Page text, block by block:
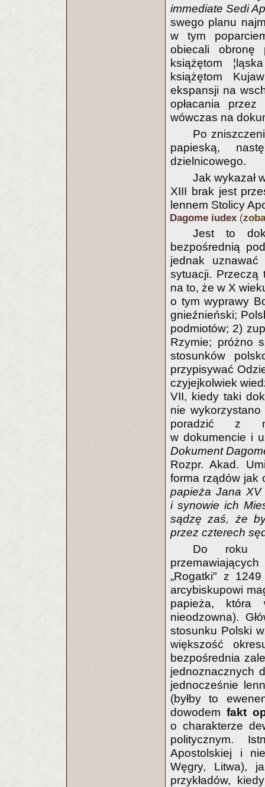
immediate Sedi
swego planu
w tym
obiecali obronę
książętom
książętom
ekspansji na
opłacania
wówczas na
Po
papieską,
dzielnicowego.
Jak wykazał
XIII brak jest
lennem Stolicy
Dagome iudex (
Jest to
bezpośrednią
jednak
sytuacji. Przeczą
na to, że w X
o tym wyprawy
gnieźnieński;
podmiotów; 2)
Rzymie; próżno
stosunków
przypisywać
czyjejkolwiek
VII, kiedy taki
nie
poradzić z
w dokumencie i
Dokument
Rozpr. Akad.
forma rządów jak
papieża Jana
i synowie ich
sądzę zaś, że
przez czterech
Do roku
„Rogatki" z
arcybiskupowi
papieża, która
nieodzowna).
stosunku Polski
większość
bezpośrednia
jednoznacznych
jednocześnie
(byłby to
dowodemfakt
o charakterze
politycznym.
Apostolskiej i
Węgry, Litwa),
przykładów,